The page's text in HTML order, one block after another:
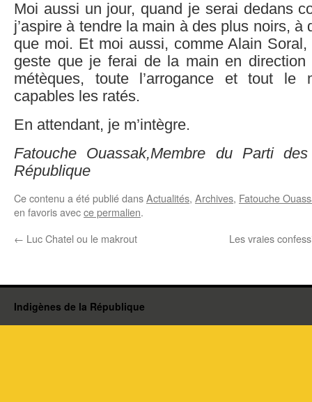
Moi aussi un jour, quand je serai dedans
j’aspire à tendre la main à des plus noirs, à
que moi. Et moi aussi, comme Alain
geste que je ferai de la main en direction
métèques, toute l’arrogance et tout le
capables les ratés.
En attendant, je m’intègre.
Fatouche Ouassak,Membre du Parti
République
Ce contenu a été publié dansActualités, Archives, Fatouche
en favoris avecce permalien.
← Luc Chatel ou le makrout Les vraies
Indigènes de la République